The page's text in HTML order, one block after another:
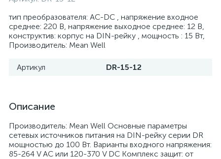
тип преобразователя: AC-DC , напряжение входное
среднее: 220 В, напряжение выходное среднее: 12 В,
конструктив: корпус на DIN-рейку , мощность : 15 Вт,
Производитель: Mean Well
Артикул DR-15-12
Описание
Производитель: Mean Well Основные параметры
сетевых источников питания на DIN-рейку серии DR
мощностью до 100 Вт. Варианты входного напряжения:
85-264 V AC или 120-370 V DC Комплекс защит: от